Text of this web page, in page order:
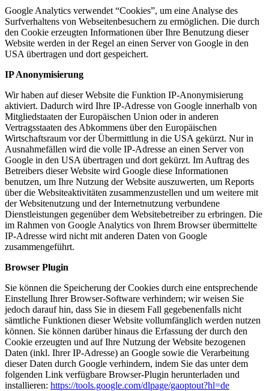
Google Analytics verwendet “Cookies”, um eine Analyse des
Surfverhaltens von Webseitenbesuchern zu ermöglichen. Die durch
den Cookie erzeugten Informationen über Ihre Benutzung dieser
Website werden in der Regel an einen Server von Google in den
USA übertragen und dort gespeichert.
IP Anonymisierung
Wir haben auf dieser Website die Funktion IP-Anonymisierung
aktiviert. Dadurch wird Ihre IP-Adresse von Google innerhalb von
Mitgliedstaaten der Europäischen Union oder in anderen
Vertragsstaaten des Abkommens über den Europäischen
Wirtschaftsraum vor der Übermittlung in die USA gekürzt. Nur in
Ausnahmefällen wird die volle IP-Adresse an einen Server von
Google in den USA übertragen und dort gekürzt. Im Auftrag des
Betreibers dieser Website wird Google diese Informationen
benutzen, um Ihre Nutzung der Website auszuwerten, um Reports
über die Websiteaktivitäten zusammenzustellen und um weitere mit
der Websitenutzung und der Internetnutzung verbundene
Dienstleistungen gegenüber dem Websitebetreiber zu erbringen. Die
im Rahmen von Google Analytics von Ihrem Browser übermittelte
IP-Adresse wird nicht mit anderen Daten von Google
zusammengeführt.
Browser Plugin
Sie können die Speicherung der Cookies durch eine entsprechende
Einstellung Ihrer Browser-Software verhindern; wir weisen Sie
jedoch darauf hin, dass Sie in diesem Fall gegebenenfalls nicht
sämtliche Funktionen dieser Website vollumfänglich werden nutzen
können. Sie können darüber hinaus die Erfassung der durch den
Cookie erzeugten und auf Ihre Nutzung der Website bezogenen
Daten (inkl. Ihrer IP-Adresse) an Google sowie die Verarbeitung
dieser Daten durch Google verhindern, indem Sie das unter dem
folgenden Link verfügbare Browser-Plugin herunterladen und
installieren: https://tools.google.com/dlpage/gaoptout?hl=de